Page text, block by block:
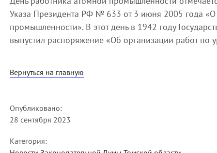
Указа Президента РФ № 633 от 3 июня 2005 года
промышленности». В этот день в 1942 году
выпустил распоряжение «Об организации работ по
Вернуться на главную
Опубликовано:
28 сентября 2023
Категория: